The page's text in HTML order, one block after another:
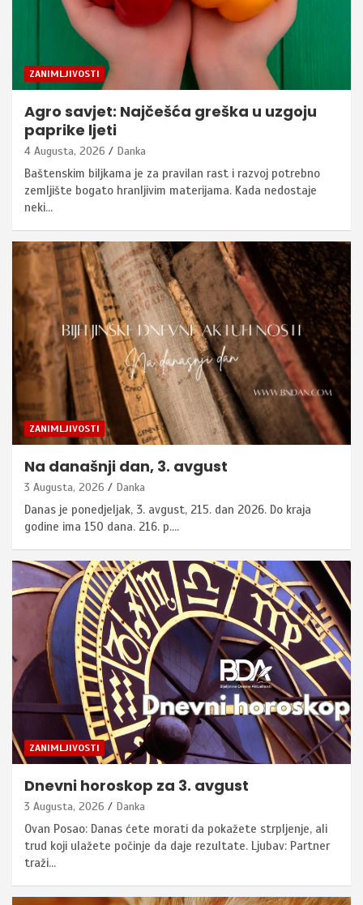
ZANIMLJIVOSTI
Agro savjet: Najčešća greška u uzgoju
paprike ljeti
4 Augusta, 2026 Danka
Baštenskim biljkama je za pravilan rast i razvoj potrebno
zemljište bogato hranljivim materijama. Kada nedostaje
neki…
ZANIMLJIVOSTI
Na današnji dan, 3. avgust
3 Augusta, 2026 Danka
Danas je ponedjeljak, 3. avgust, 215. dan 2026. Do kraja
godine ima 150 dana. 216. p.…
ZANIMLJIVOSTI
Dnevni horoskop za 3. avgust
3 Augusta, 2026 Danka
Ovan Posao: Danas ćete morati da pokažete strpljenje, ali
trud koji ulažete počinje da daje rezultate. Ljubav: Partner
traži…